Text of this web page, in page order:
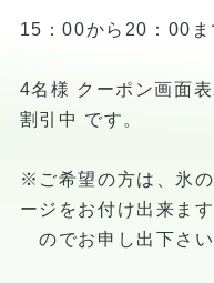
15：00から20：00ま
4名様 クーポン画面
割引中 です。
※ご希望の方は、氷
ージをお付け出来ます
のでお申し出下さ